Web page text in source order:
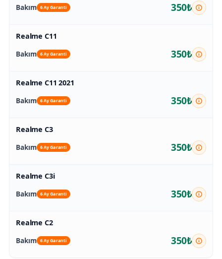
Bakım 6 Ay Garanti 350₺
Realme C11
Bakım 6 Ay Garanti 350₺
Realme C11 2021
Bakım 6 Ay Garanti 350₺
Realme C3
Bakım 6 Ay Garanti 350₺
Realme C3i
Bakım 6 Ay Garanti 350₺
Realme C2
Bakım 6 Ay Garanti 350₺